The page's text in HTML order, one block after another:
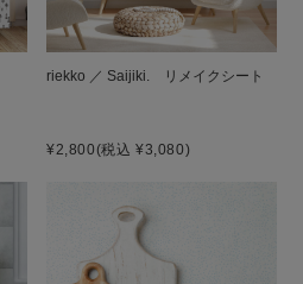
riekko ／ Saijiki. リメイクシート
¥2,800(税込 ¥3,080)